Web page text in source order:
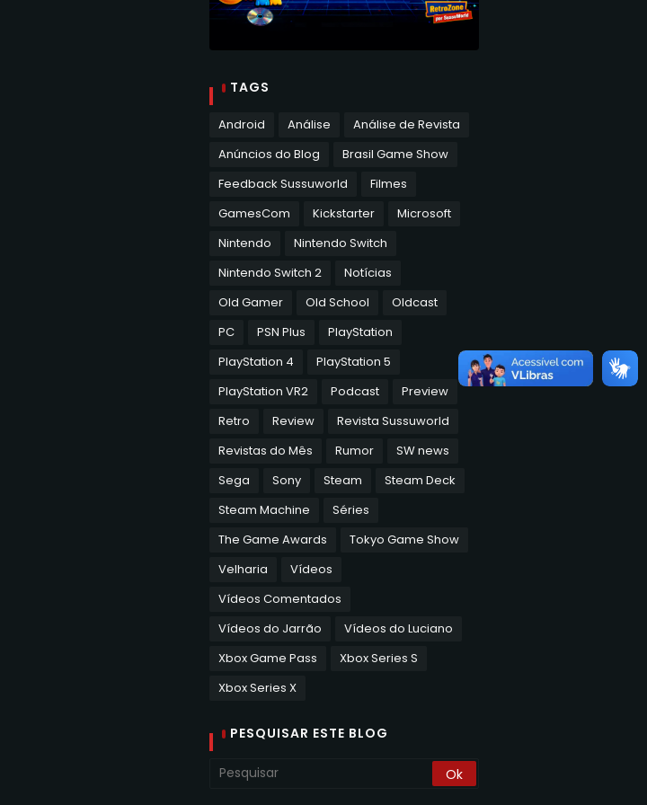
TAGS
Android Análise
Análise de Revista
Anúncios do Blog
Brasil Game Show
Feedback Sussuworld
Filmes
GamesCom
Kickstarter
Microsoft
Nintendo
Nintendo Switch
Nintendo Switch 2
Notícias
Old Gamer
Old School
Oldcast
PC
PSN Plus
PlayStation
PlayStation 4
PlayStation 5
PlayStation VR2
Podcast
Preview
Retro
Review
Revista Sussuworld
Revistas do Mês
Rumor
SW news
Sega
Sony Steam
Steam Deck
Steam Machine
Séries
The Game Awards
Tokyo Game Show
Velharia
Vídeos
Vídeos Comentados
Vídeos do Jarrão
Vídeos do Luciano
Xbox Game Pass
Xbox Series S
Xbox Series X
PESQUISAR ESTE BLOG